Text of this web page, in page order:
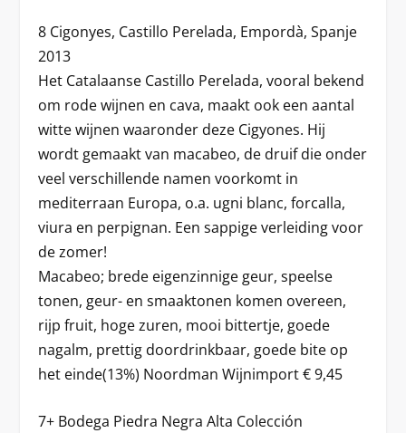
8 Cigonyes, Castillo Perelada, Empordà, Spanje
2013
Het Catalaanse Castillo Perelada, vooral bekend
om rode wijnen en cava, maakt ook een aantal
witte wijnen waaronder deze Cigyones. Hij
wordt gemaakt van macabeo, de druif die onder
veel verschillende namen voorkomt in
mediterraan Europa, o.a. ugni blanc, forcalla,
viura en perpignan. Een sappige verleiding voor
de zomer!
Macabeo; brede eigenzinnige geur, speelse
tonen, geur- en smaaktonen komen overeen,
rijp fruit, hoge zuren, mooi bittertje, goede
nagalm, prettig doordrinkbaar, goede bite op
het einde(13%) Noordman Wijnimport € 9,45
7+ Bodega Piedra Negra Alta Colección